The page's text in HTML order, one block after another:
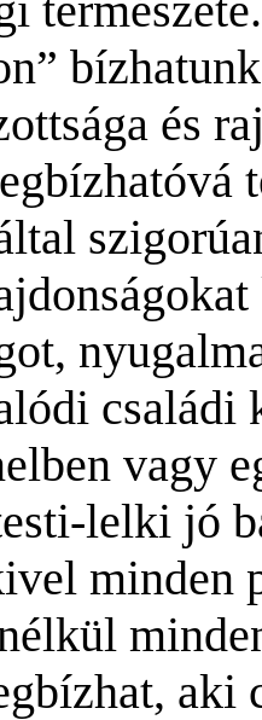
és
családi
vagy
lelki jó
minden
aki